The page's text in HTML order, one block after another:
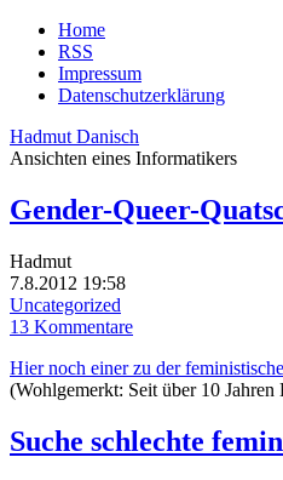
Home
RSS
Impressum
Datenschutzerklärung
Hadmut Danisch
Ansichten eines Informatikers
Gender-Queer-
Hadmut
7.8.2012 19:58
Uncategorized
13 Kommentare
Hier noch einer zu der
(Wohlgemerkt: Seit über 10
Suche schlechte